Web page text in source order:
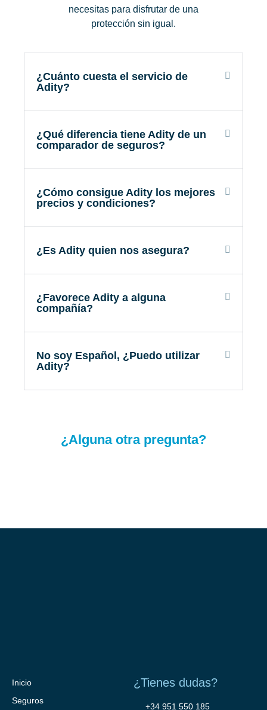
necesitas para disfrutar de una
protección sin igual.
¿Cuánto cuesta el servicio de
Adity?
¿Qué diferencia tiene Adity de un
comparador de seguros?
¿Cómo consigue Adity los mejores
precios y condiciones?
¿Es Adity quien nos asegura?
¿Favorece Adity a alguna
compañía?
No soy Español, ¿Puedo utilizar
Adity?
¿Alguna otra pregunta?
Inicio
Seguros
¿Tienes dudas?
+34 951 550 185